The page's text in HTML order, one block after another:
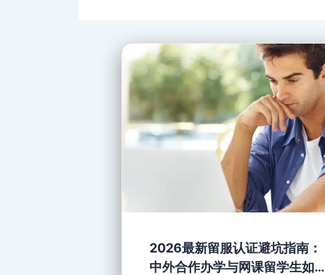
2026最新留服认证避坑指南：
中外合作办学与网课留学生如何